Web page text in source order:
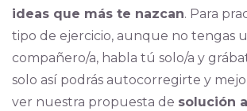
ideas que más te nazcan. Para
tipo de ejercicio, aunque no tengas
compañero/a, habla tú solo/a y
solo así podrás autocorregirte y
ver nuestra propuesta de solución